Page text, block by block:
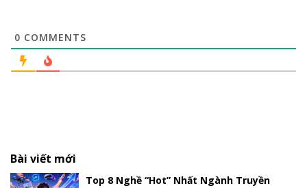
0 COMMENTS
Bài viết mới
Top 8 Nghề “Hot” Nhất Ngành Truyền